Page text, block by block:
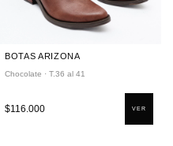
BOTAS ARIZONA
Chocolate · T.36 al 41
$116.000 VER